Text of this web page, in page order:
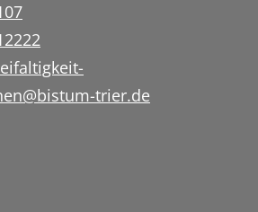
trier.de
auf Facebook
Trier auf Instragram